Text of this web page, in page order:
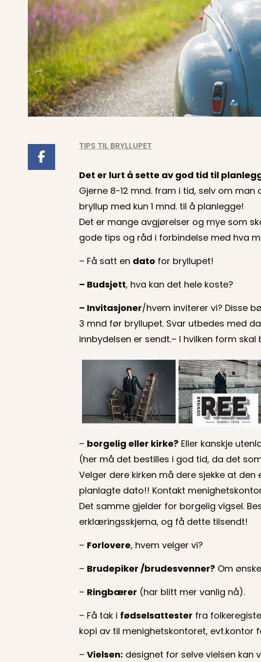
TIPS TIL BRYLLUPET
Det er lurt å sette av god tid til
Gjerne 8-12 mnd. fram i tid, selv om
bryllup med kun 1 mnd. til å planlegge!
Det er mange avgjørelser og mye som
gode tips og råd i forbindelse med hva
– Få satt en dato for bryllupet!
– Budsjett, hva kan det hele koste?
– Invitasjoner/hvem inviterer vi? Disse
3 mnd før bryllupet. Svar utbedes med
innbydelsen er sendt.– I hvilken form
– borgelig eller kirke? Eller kanskje
(her må det bestilles i god tid, da det
Velger dere kirken må dere sjekke at den
planlagte dato!! Kontakt
Det samme gjelder for borgelig vigsel.
erklæringsskjema, og få dette tilsendt!
– Forlovere, hvem velger vi?
– Brudepiker /brudesvenner? Om
– Ringbærer (har blitt mer vanlig nå).
– Få tak i fødselsattester fra
kopi av til menighetskontoret, evt.kontor
–Vielsen: designet for selve vielsen kan